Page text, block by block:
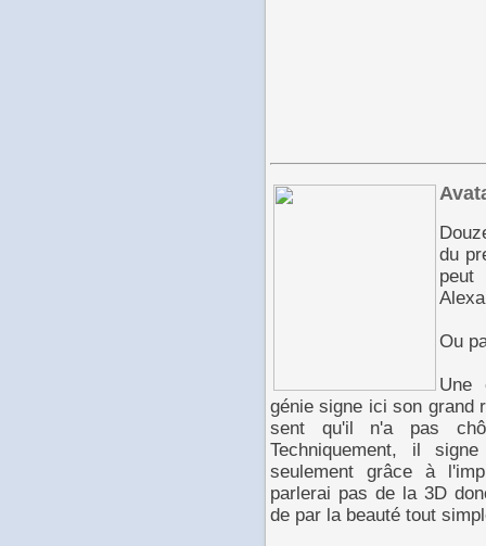
du
Ou
Une
génie signe ici son grand
sent qu'il n'a pas
Techniquement, il
seulement grâce à
parlerai pas de la 3D
de par la beauté tout